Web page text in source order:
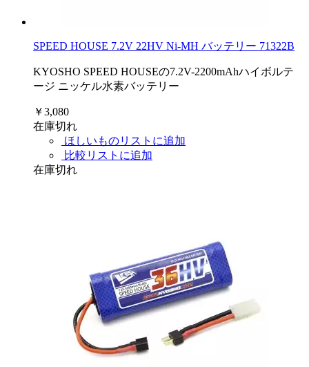
SPEED HOUSE 7.2V 22HV Ni-MH バッテリー 71322B
KYOSHO SPEED HOUSEの7.2V-2200mAhハイボルテ
ージ ニッケル水素バッテリー
￥3,080
在庫切れ
ほしいものリストに追加
比較リストに追加
在庫切れ